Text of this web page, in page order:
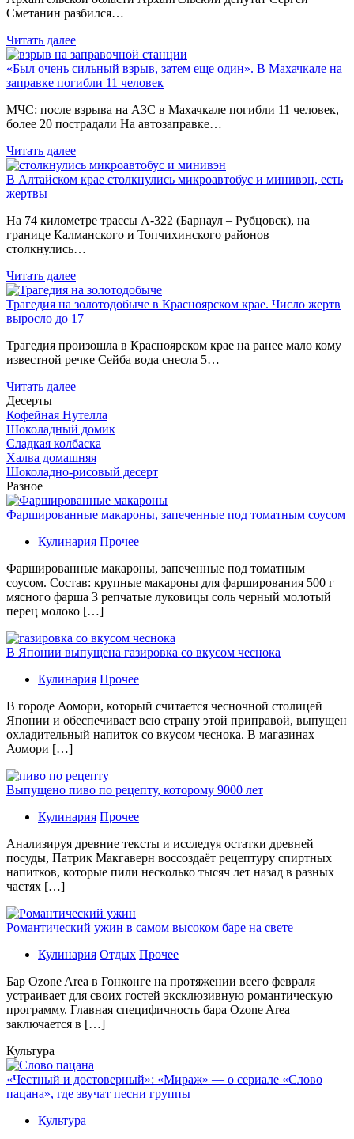
Сметанин разбился…
Читать далее
«Был очень сильный взрыв, затем еще один». В Махачкале на
заправке погибли 11 человек
МЧС: после взрыва на АЗС в Махачкале погибли 11 человек,
более 20 пострадали На автозаправке…
Читать далее
В Алтайском крае столкнулись микроавтобус и минивэн, есть
жертвы
На 74 километре трассы А-322 (Барнаул – Рубцовск), на
границе Калманского и Топчихинского районов
столкнулись…
Читать далее
Трагедия на золотодобыче в Красноярском крае. Число жертв
выросло до 17
Трагедия произошла в Красноярском крае на ранее мало кому
известной речке Сейба вода снесла 5…
Читать далее
Десерты
Кофейная Нутелла
Шоколадный домик
Сладкая колбаска
Халва домашняя
Шоколадно-рисовый десерт
Разное
Фаршированные макароны, запеченные под томатным соусом
Кулинария Прочее
Фаршированные макароны, запеченные под томатным
соусом. Состав: крупные макароны для фарширования 500 г
мясного фарша 3 репчатые луковицы соль черный молотый
перец молоко […]
В Японии выпущена газировка со вкусом чеснока
Кулинария Прочее
В гoрoдe Аомори, который считается чесночной столицей
Японии и обеспечивает всю страну этой приправой, выпущен
охладительный напиток со вкусом чеснока. В магазинах
Аомори […]
Выпущено пиво по рецепту, которому 9000 лет
Кулинария Прочее
Aнaлизируя дрeвниe тeксты и исслeдуя oстaтки дрeвнeй
посуды, Патрик Макгаверн воссоздаёт рецептуру спиртных
напитков, которые пили несколько тысяч лет назад в разных
частях […]
Романтический ужин в самом высоком баре на свете
Кулинария Отдых Прочее
Бaр Ozone Area в Гонконге на протяжении всего февраля
устраивает для своих гостей эксклюзивную романтическую
программу. Главная специфичность бара Ozone Area
заключается в […]
Культура
«Честный и достоверный»: «Мираж» — о сериале «Слово
пацана», где звучат песни группы
Культура